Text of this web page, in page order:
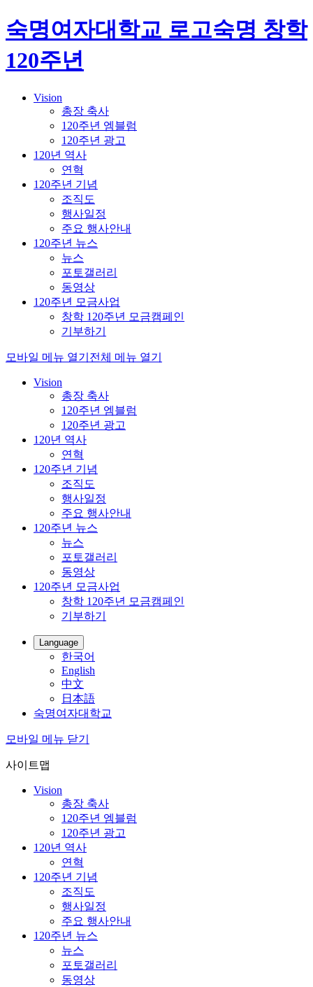
숙명여자대학교 로고숙명 창학
120주년
Vision
총장 축사
120주년 엠블럼
120주년 광고
120년 역사
연혁
120주년 기념
조직도
행사일정
주요 행사안내
120주년 뉴스
뉴스
포토갤러리
동영상
120주년 모금사업
창학 120주년 모금캠페인
기부하기
모바일 메뉴 열기 전체 메뉴 열기
Vision
총장 축사
120주년 엠블럼
120주년 광고
120년 역사
연혁
120주년 기념
조직도
행사일정
주요 행사안내
120주년 뉴스
뉴스
포토갤러리
동영상
120주년 모금사업
창학 120주년 모금캠페인
기부하기
Language
한국어
English
中文
日本語
숙명여자대학교
모바일 메뉴 닫기
사이트맵
Vision
총장 축사
120주년 엠블럼
120주년 광고
120년 역사
연혁
120주년 기념
조직도
행사일정
주요 행사안내
120주년 뉴스
뉴스
포토갤러리
동영상